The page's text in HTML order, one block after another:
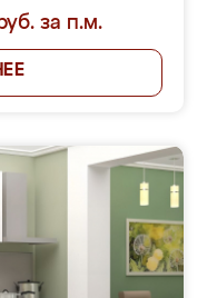
за п.м.